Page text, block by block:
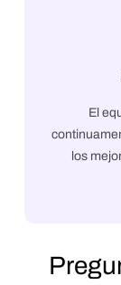
El
los